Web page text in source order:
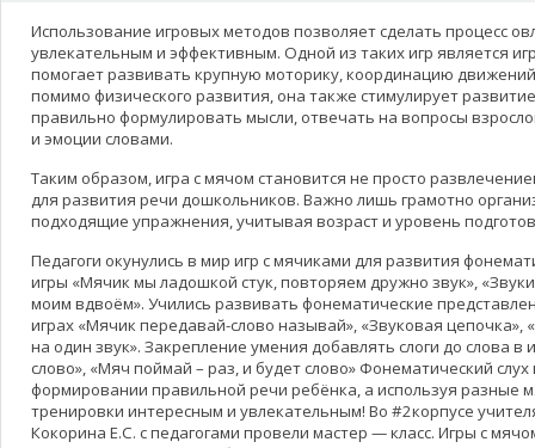
Использование игровых методов позволяет сделать процесс
увлекательным и эффективным. Одной из таких игр является
помогает развивать крупную моторику, координацию
помимо физического развития, она также стимулирует
правильно формулировать мысли, отвечать на вопросы
и эмоции словами.
Таким образом, игра с мячом становится не просто
для развития речи дошкольников. Важно лишь грамотно
подходящие упражнения, учитывая возраст и уровень
Педагоги окунулись в мир игр с мячиками для развития
игры «Мячик мы ладошкой стук, повторяем дружно звук»,
моим вдвоём». Учились развивать фонематические
играх «Мячик передавай-слово называй», «Звуковая цепочка»,
на один звук». Закрепление умения добавлять слоги до слова в
слово», «Мяч поймай – раз, и будет слово» Фонематический
формировании правильной речи ребёнка, а используя разные
тренировки интересным и увлекательным! Во #2корпусе
Кокорина Е.С. с педагогами провели мастер — класс. Игры с